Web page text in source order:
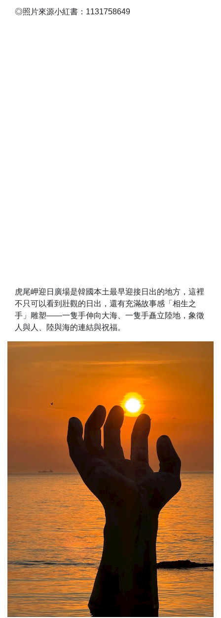
◎照片來源小紅書：1131758649
虎尾岬迎日廣場是韓國本土最早迎接日出的地方，這裡
不只可以看到壯觀的日出，還有充滿故事感「相生之
手」雕塑——一隻手伸向大海、一隻手矗立陸地，象徵
人與人、陸與海的連結與祝福。